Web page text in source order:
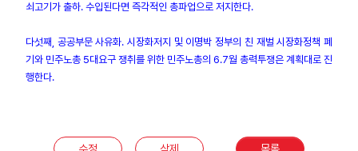
쇠고기가 출하. 수입된다면 즉각적인 총파업으로 저지한다.
다섯째, 공공부문 사유화. 시장화저지 및 이명박 정부의 친 재벌 시장화정책 폐
기와 민주노총 5대요구 쟁취를 위한 민주노총의 6.7월 총력투쟁은 계획대로 진
행한다.